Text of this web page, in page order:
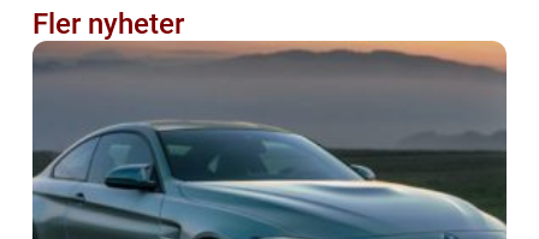
Fler nyheter